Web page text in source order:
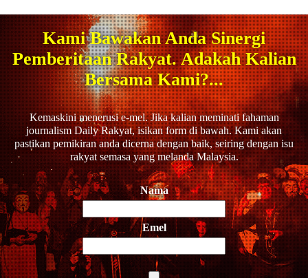
Kami Bawakan Anda Sinergi
Pemberitaan Rakyat. Adakah Kalian
Bersama Kami?...
Kemaskini menerusi e-mel. Jika kalian meminati fahaman
journalism Daily Rakyat, isikan form di bawah. Kami akan
pastikan pemikiran anda dicerna dengan baik, seiring dengan isu
rakyat semasa yang melanda Malaysia.
Nama
Emel